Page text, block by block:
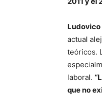
Ludovico
actual
teóricos.
laboral.
que no